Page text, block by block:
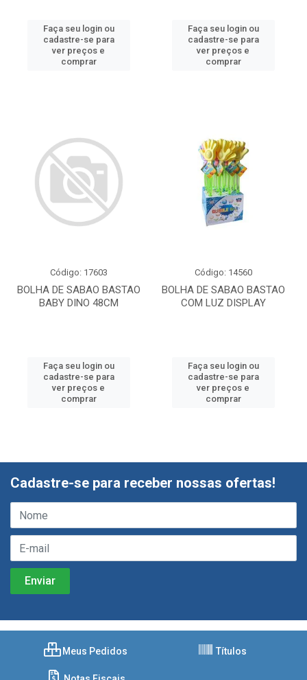
Faça seu login ou
cadastre-se para
ver preços e
comprar
Faça seu login ou
cadastre-se para
ver preços e
comprar
BOLHA DE SABAO BASTAO
BABY DINO 48CM
Código: 17603
Faça seu login ou
cadastre-se para
ver preços e
comprar
BOLHA DE SABAO BASTAO
COM LUZ DISPLAY
Código: 14560
Faça seu login ou
cadastre-se para
ver preços e
comprar
Cadastre-se para receber nossas ofertas!
Meus Pedidos Títulos